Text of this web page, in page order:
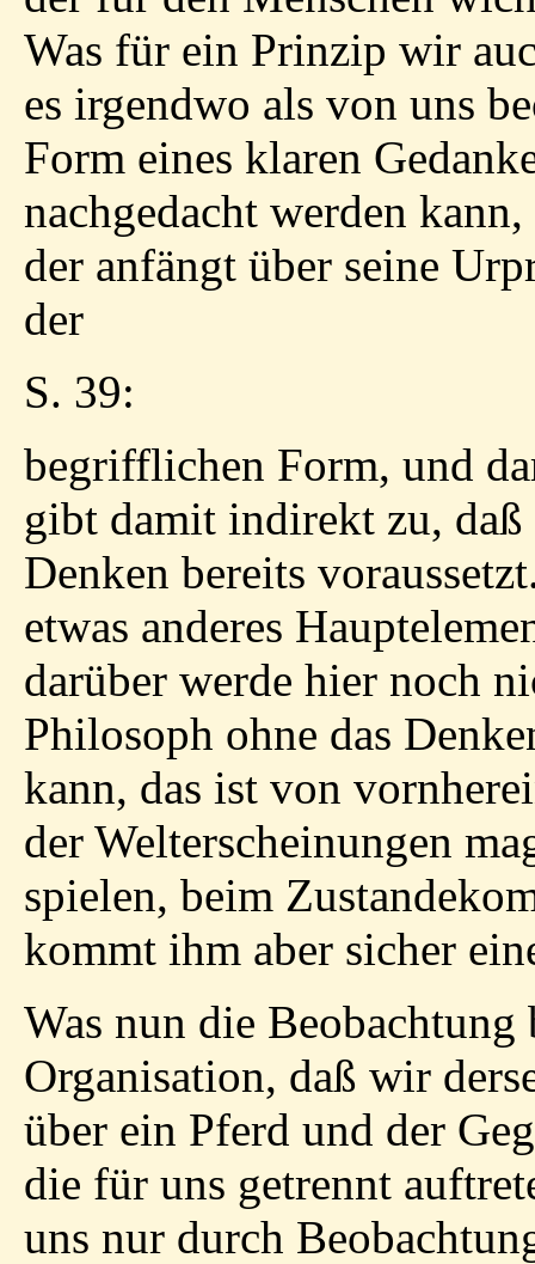
Was für ein Prinzip wir
es irgendwo als von uns
Form eines klaren
nachgedacht werden
der anfängt über seine
der
S. 39:
begrifflichen Form, und
gibt damit indirekt zu, daß
Denken bereits
etwas anderes
darüber werde hier noch
Philosoph ohne das
kann, das ist von
der Welterscheinungen
spielen, beim
kommt ihm aber sicher
Was nun die
Organisation, daß wir
über ein Pferd und der
die für uns getrennt
uns nur durch